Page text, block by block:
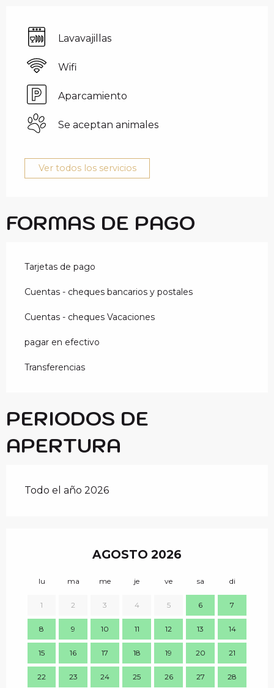
Lavavajillas
Wifi
Aparcamiento
Se aceptan animales
Ver todos los servicios
FORMAS DE PAGO
Tarjetas de pago
Cuentas - cheques bancarios y postales
Cuentas - cheques Vacaciones
pagar en efectivo
Transferencias
PERIODOS DE
APERTURA
Todo el año 2026
AGOSTO 2026
lu ma me je ve sa di
1 2 3 4 5 6 7
8 9 10 11 12 13 14
15 16 17 18 19 20 21
22 23 24 25 26 27 28